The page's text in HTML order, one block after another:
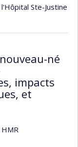
Ste-Justine
né
impacts
et